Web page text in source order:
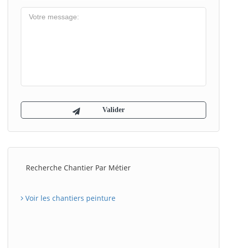
Recherche Chantier Par Métier
Voir les chantiers peinture